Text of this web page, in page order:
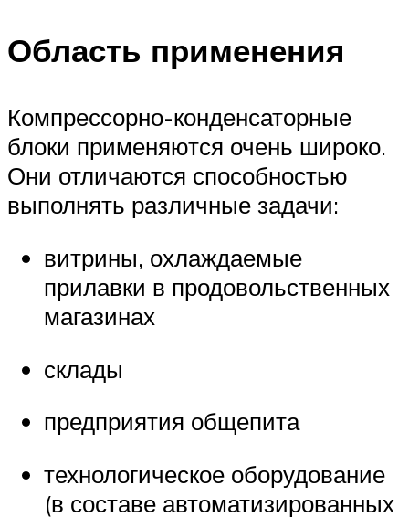
Область применения
Компрессорно-конденсаторные
блоки применяются очень широко.
Они отличаются способностью
выполнять различные задачи:
витрины, охлаждаемые
прилавки в продовольственных
магазинах
склады
предприятия общепита
технологическое оборудование
(в составе автоматизированных